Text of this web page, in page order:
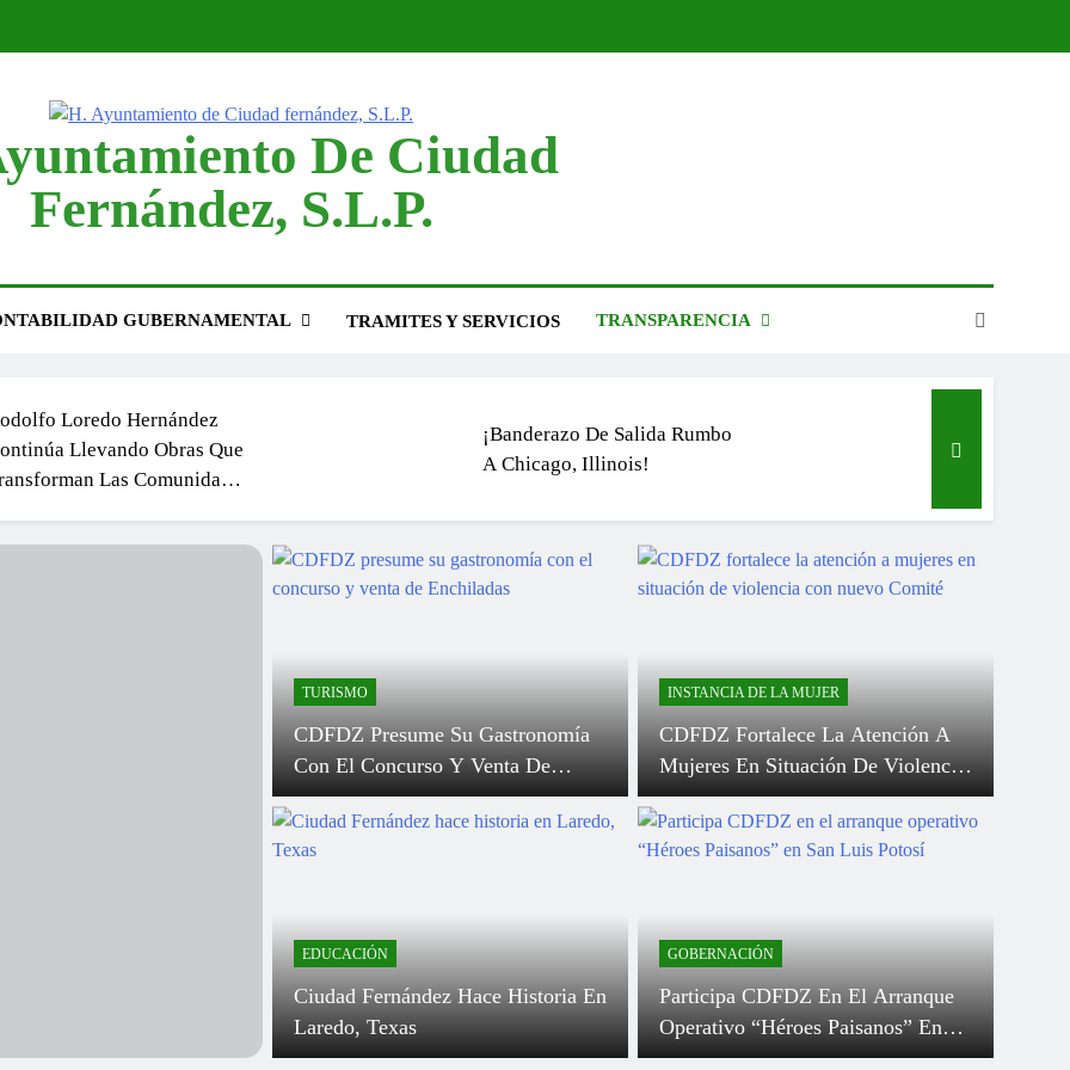
De Ciudad
Fernández, S.L.P.
GUBERNAMENTAL TRAMITES Y SERVICIOS TRANSPARENCIA
Seguridad Es Nuestra
Niveles De Gobierno
Multas Y Recargos Del
Loredo Hernández
Llevando Obras Que
Las Comunidades
¡Banderazo De Salida Rumbo
A Chicago, Illinois!
Campamento De Verano
CECUFER 2026!
Recibir El 1er Encuentro
Musicales Comunitarias
TURISMO
CDFDZ Presume Su Gastronomía
Con El Concurso Y Venta De
Enchiladas
INSTANCIA DE LA MUJER
CDFDZ Fortalece La Atención A
Mujeres En Situación De Violencia
Con Nuevo Comité
EDUCACIÓN
Ciudad Fernández Hace Historia En
Laredo, Texas
GOBERNACIÓN
Participa CDFDZ En El Arranque
Operativo “Héroes Paisanos” En
San Luis Potosí